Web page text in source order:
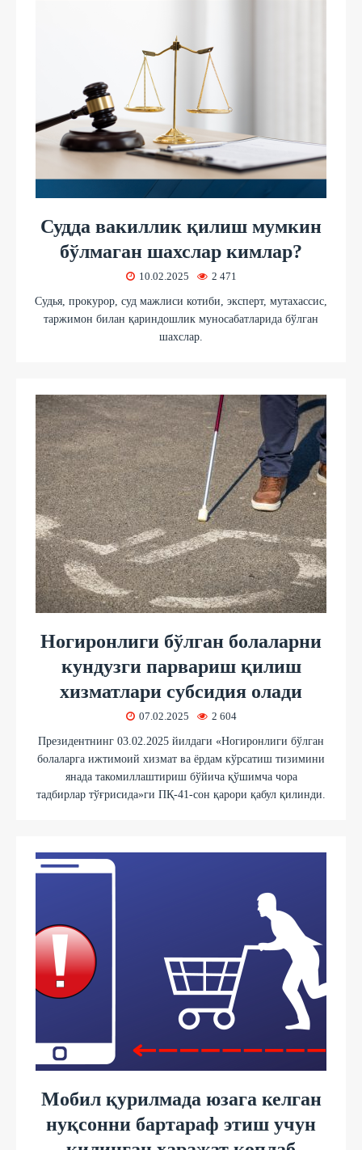
Судда вакиллик қилиш мумкин
бўлмаган шахслар кимлар?
10.02.2025 2 471
Судья, прокурор, суд мажлиси котиби, эксперт, мутахассис,
таржимон билан қариндошлик муносабатларида бўлган
шахслар.
Ногиронлиги бўлган болаларни
кундузги парвариш қилиш
хизматлари субсидия олади
07.02.2025 2 604
Президентнинг 03.02.2025 йилдаги «Ногиронлиги бўлган
болаларга ижтимоий хизмат ва ёрдам кўрсатиш тизимини
янада такомиллаштириш бўйича қўшимча чора
тадбирлар тўғрисида»ги ПҚ-41-сон қарори қабул қилинди.
Мобил қурилмада юзага келган
нуқсонни бартараф этиш учун